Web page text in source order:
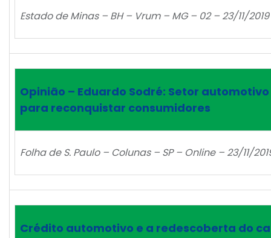
Estado de Minas – BH – Vrum – MG – 02 – 23/11/2019
Opinião – Eduardo Sodré: Setor
para reconquistar consumidores
Folha de S. Paulo – Colunas – SP – Online – 23/11/
Crédito automotivo e a redescoberta do